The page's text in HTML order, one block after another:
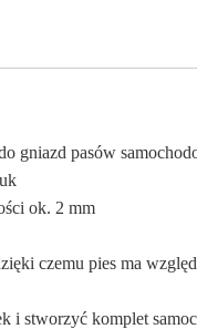
gniazd pasów
ok. 2 mm
czemu pies ma
i stworzyć komplet